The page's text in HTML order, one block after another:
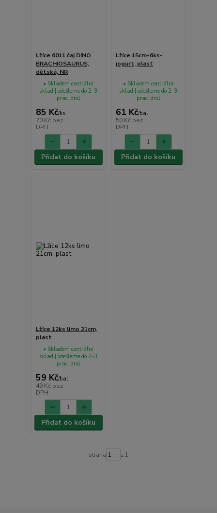
Lžíce 6011 čaj DINO
BRACHIOSAURUS,
dětská, NR
85 Kč/ks
70 Kč bez
DPH
• Skladem centrální
sklad | odešleme do 2-3
prac. dnů
Přidat do košíku
Lžíce 15cm-6ks-
jogurt, plast
61 Kč/bal
50 Kč bez
DPH
• Skladem centrální
sklad | odešleme do 2-3
prac. dnů
Přidat do košíku
Lžíce 12ks limo 21cm,
plast
59 Kč/bal
49 Kč bez
DPH
• Skladem centrální
sklad | odešleme do 2-3
prac. dnů
Přidat do košíku
strana z 1